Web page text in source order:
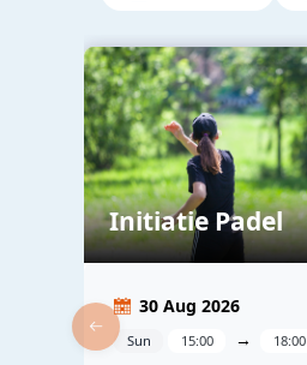
Initiatie Padel
30 Aug 2026
Sun 15:00 → 18:00